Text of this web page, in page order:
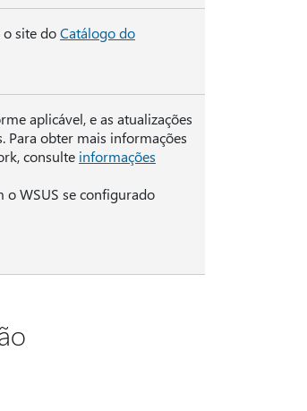
o site doCatálogo do
aplicável, e as atualizações
Para obter mais informações
consulte informações
o WSUS se configurado